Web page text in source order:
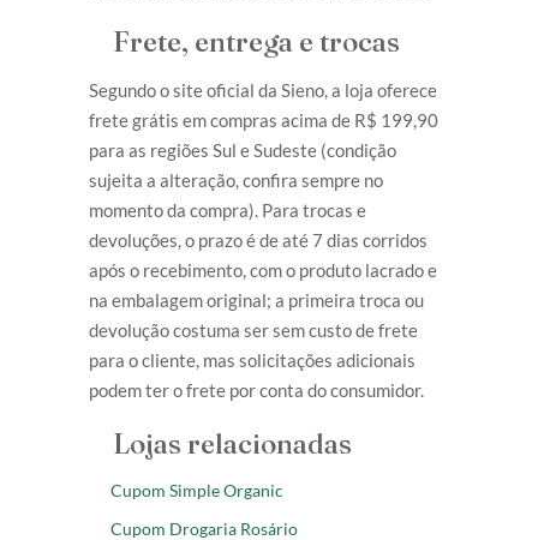
Frete, entrega e trocas
Segundo o site oficial da Sieno, a loja oferece
frete grátis em compras acima de R$ 199,90
para as regiões Sul e Sudeste (condição
sujeita a alteração, confira sempre no
momento da compra). Para trocas e
devoluções, o prazo é de até 7 dias corridos
após o recebimento, com o produto lacrado e
na embalagem original; a primeira troca ou
devolução costuma ser sem custo de frete
para o cliente, mas solicitações adicionais
podem ter o frete por conta do consumidor.
Lojas relacionadas
Cupom Simple Organic
Cupom Drogaria Rosário